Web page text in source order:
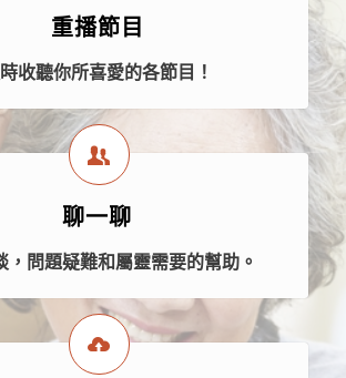
重播節目
收聽你所喜愛的各節目！
聊一聊
，問題疑難和屬靈需要的幫助。